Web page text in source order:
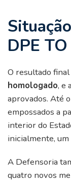
DPE
O resultado final
homologado, e
aprovados. Até
empossados a
interior do
inicialmente,
A Defensoria
quatro novos